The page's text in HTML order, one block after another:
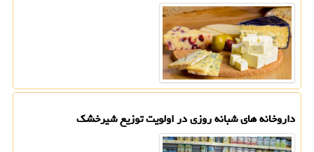
داروخانه های شبانه روزی در اولویت توزیع شیرخشک